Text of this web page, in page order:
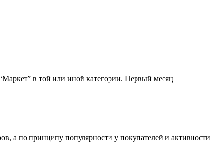
в той или иной категории. Первый месяц
а по принципу популярности у покупателей и активности